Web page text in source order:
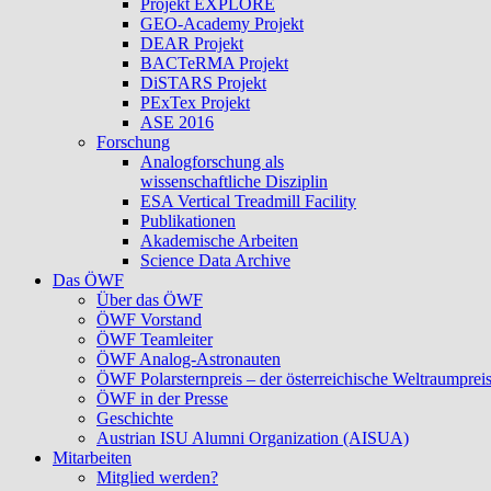
Projekt EXPLORE
GEO-Academy Projekt
DEAR Projekt
BACTeRMA Projekt
DiSTARS Projekt
PExTex Projekt
ASE 2016
Forschung
Analogforschung als
wissenschaftliche Disziplin
ESA Vertical Treadmill Facility
Publikationen
Akademische Arbeiten
Science Data Archive
Das ÖWF
Über das ÖWF
ÖWF Vorstand
ÖWF Teamleiter
ÖWF Analog-Astronauten
ÖWF Polarsternpreis – der österreichische Weltraumpreis
ÖWF in der Presse
Geschichte
Austrian ISU Alumni Organization (AISUA)
Mitarbeiten
Mitglied werden?